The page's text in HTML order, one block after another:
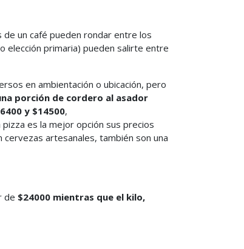
un café pueden rondar entre los
elección primaria) pueden salirte entre
en ambientación o ubicación, pero
porción de cordero al asador
y $14500,
pizza es la mejor opción sus precios
artesanales, también son una
de $24000 mientras que el kilo,